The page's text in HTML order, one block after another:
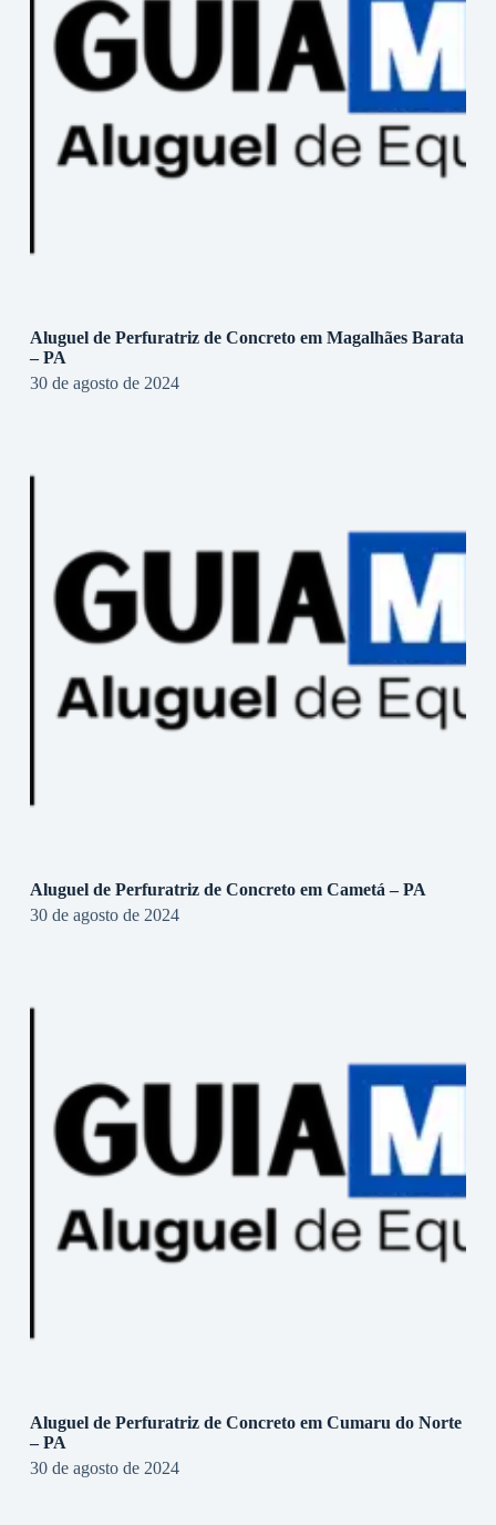
Aluguel de Perfuratriz de Concreto em Magalhães Barata
– PA
30 de agosto de 2024
Aluguel de Perfuratriz de Concreto em Cametá – PA
30 de agosto de 2024
Aluguel de Perfuratriz de Concreto em Cumaru do Norte
– PA
30 de agosto de 2024